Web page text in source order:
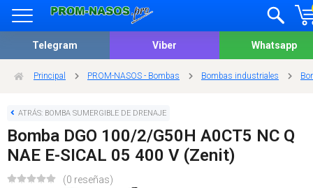
Telegram Viber Whatsapp
Principal PROM-NASOS - Bombas Bombas industriales
ATRÁS: BOMBA SUMERGIBLE DE DRENAJE
Bomba DGO 100/2/G50H A0CT5 NC Q
NAE E-SICAL 05 400 V (Zenit)
(0 reseñas)